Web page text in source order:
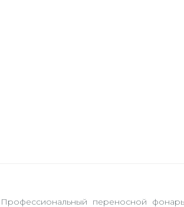
Профессиональный переносной